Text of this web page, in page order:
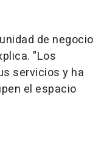
de negocio
"Los
servicios y ha
el espacio